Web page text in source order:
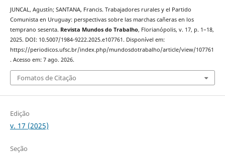
JUNCAL, Agustín; SANTANA, Francis. Trabajadores rurales y el Partido
Comunista en Uruguay: perspectivas sobre las marchas cañeras en los
temprano sesenta. Revista Mundos do Trabalho, Florianópolis, v. 17, p. 1–18,
2025. DOI: 10.5007/1984-9222.2025.e107761. Disponível em:
https://periodicos.ufsc.br/index.php/mundosdotrabalho/article/view/107761
. Acesso em: 7 ago. 2026.
Fomatos de Citação
Edição
v. 17 (2025)
Seção